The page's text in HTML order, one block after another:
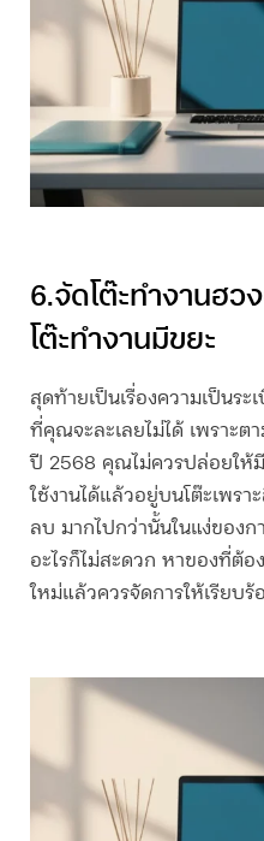
6.จัดโต๊ะทํางานฮว
โต๊ะทำงานมีขยะ
สุดท้ายเป็นเรื่องความเป็นระ
ที่คุณจะละเลยไม่ได้ เพราะต
ปี 2568 คุณไม่ควรปล่อยให้
ใช้งานได้แล้วอยู่บนโต๊ะเพร
ลบ มากไปกว่านั้นในแง่ของ
อะไรก็ไม่สะดวก หาของที่ต้อ
ใหม่แล้วควรจัดการให้เรียบร้